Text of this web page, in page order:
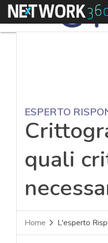
Menu
ESPERTO
quali
Home L'esperto